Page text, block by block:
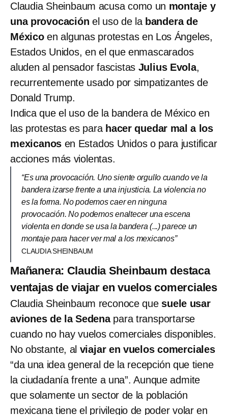
Claudia Sheinbaum acusa como un montaje y
una provocación el uso de la bandera de
Méxicoen algunas protestas en Los Ángeles,
Estados Unidos, en el que enmascarados
aluden al pensador fascistas Julius Evola,
recurrentemente usado por simpatizantes de
Donald Trump.
Indica que el uso de la bandera de México en
las protestas es para hacer quedar mal a los
mexicanos en Estados Unidos o para justificar
acciones más violentas.
“Es una provocación. Uno siente orgullo cuando ve la
bandera izarse frente a una injusticia. La violencia no
es la forma. No podemos caer en ninguna
provocación. No podemos enaltecer una escena
violenta en donde se usa la bandera (...) parece un
montaje para hacer ver mal a los mexicanos”
CLAUDIA SHEINBAUM
Mañanera: Claudia Sheinbaum destaca
ventajas de viajar en vuelos comerciales
Claudia Sheinbaum reconoce que suele usar
aviones de la Sedenapara transportarse
cuando no hay vuelos comerciales disponibles.
No obstante, al viajar en vuelos comerciales
“da una idea general de la recepción que tiene
la ciudadanía frente a una”. Aunque admite
que solamente un sector de la población
mexicana tiene el privilegio de poder volar en